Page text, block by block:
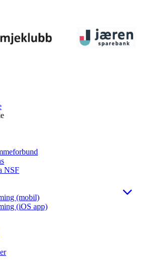
NSF
(mobil)
(iOS app)